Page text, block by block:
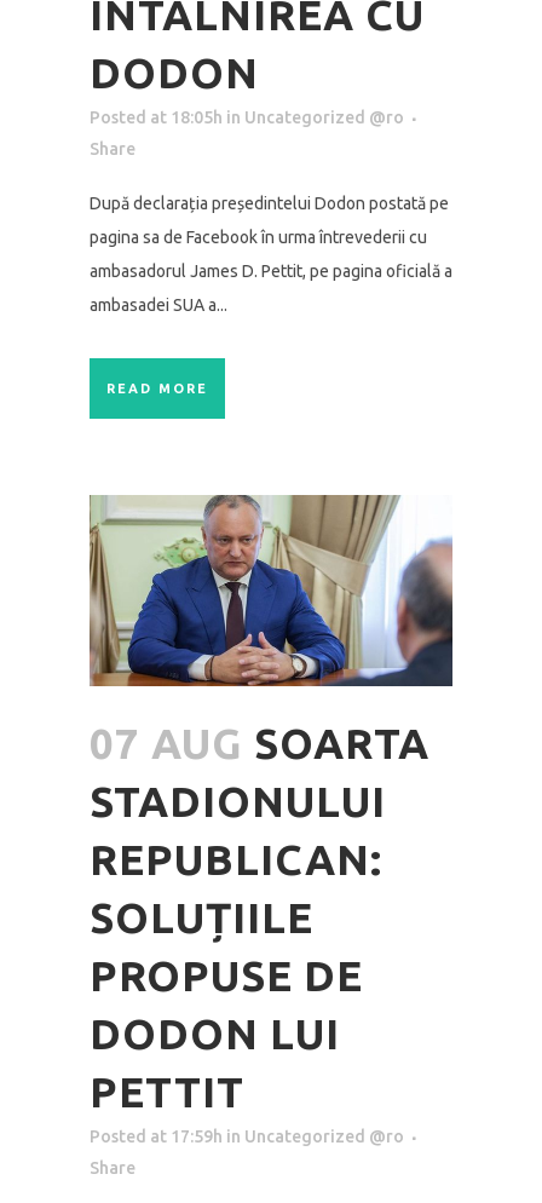
ÎNTÂLNIREA CU
DODON
Posted at 18:05h in Uncategorized @ro
Share
După declarația președintelui Dodon postată pe
pagina sa de Facebook în urma întrevederii cu
ambasadorul James D. Pettit, pe pagina oficială a
ambasadei SUA a...
READ MORE
07 AUG SOARTA
STADIONULUI
REPUBLICAN:
SOLUȚIILE
PROPUSE DE
DODON LUI
PETTIT
Posted at 17:59h in Uncategorized @ro
Share